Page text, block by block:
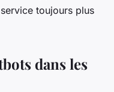
toujours plus
dans les